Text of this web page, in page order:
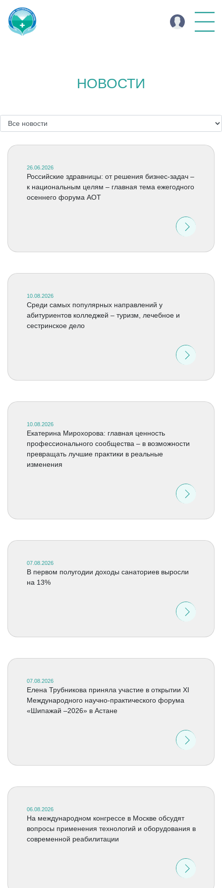
НОВОСТИ
26.06.2026
Российские здравницы: от решения бизнес-задач –
к национальным целям – главная тема ежегодного
осеннего форума АОТ
10.08.2026
Среди самых популярных направлений у
абитуриентов колледжей – туризм, лечебное и
сестринское дело
10.08.2026
Екатерина Мирохорова: главная ценность
профессионального сообщества – в возможности
превращать лучшие практики в реальные
изменения
07.08.2026
В первом полугодии доходы санаториев выросли
на 13%
07.08.2026
Елена Трубникова приняла участие в открытии XI
Международного научно-практического форума
«Шипажай –2026» в Астане
06.08.2026
На международном конгрессе в Москве обсудят
вопросы применения технологий и оборудования в
современной реабилитации